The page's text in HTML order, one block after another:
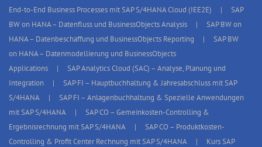
End-to-End Business Processes mit SAP S/4HANA Cloud (IEE2E)
SAP
BW on HANA – Datenfluss und BusinessObjects Analysis
SAP BW on
HANA – Datenbeschaffung und BusinessObjects Reporting
SAP BW
on HANA – Datenmodellierung und BusinessObjects
Applications
SAP Analytics Cloud (SAC) – Analyse, Planung und
Integration
SAP FI – Hauptbuchhaltung & Jahresabschluss mit SAP
S/4HANA
SAP FI – Anlagenbuchhaltung & Spezielle Anwendungen
mit SAP S/4HANA
SAP CO – Gemeinkosten-Controlling &
Ergebnisrechnung mit SAP S/4HANA
SAP CO – Produktkosten-
Controlling & Profit Center Rechnung mit SAP S/4HANA
Kurs SAP